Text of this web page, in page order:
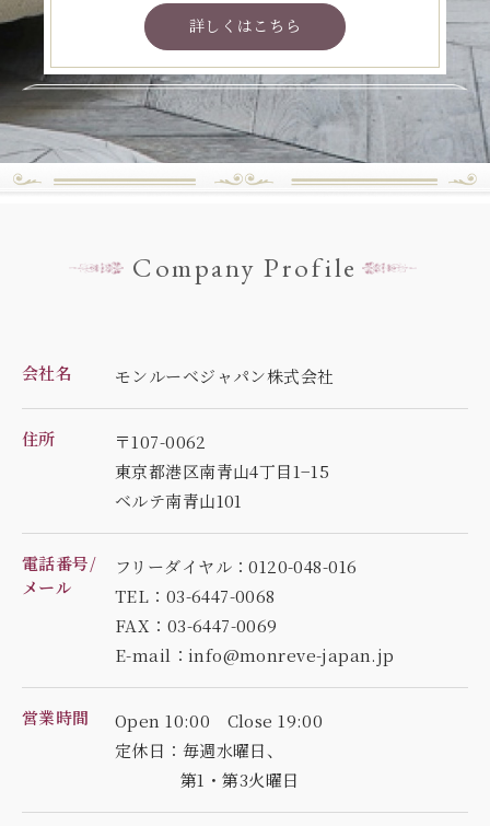
詳しくはこちら
Company Profile
会社名 モンルーベジャパン株式会社
住所
〒107-0062
東京都港区南青山4丁目1−15
ベルテ南青山101
電話番号/
メール
フリーダイヤル：0120-048-016
TEL：03-6447-0068
FAX：03-6447-0069
E-mail：info@monreve-japan.jp
営業時間
Open 10:00 Close 19:00
定休日：毎週水曜日、
第1・第3火曜日